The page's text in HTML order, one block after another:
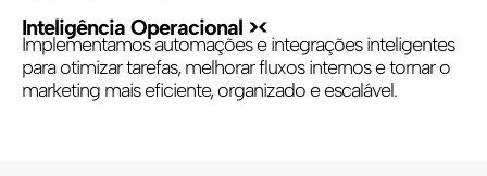
Inteligência Operacional ><
Implementamos automações e integrações inteligentes
para otimizar tarefas, melhorar fluxos internos e tornar o
marketing mais eficiente, organizado e escalável.